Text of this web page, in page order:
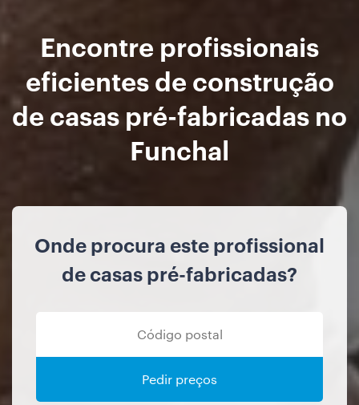
Encontre profissionais
eficientes de construção
de casas pré-fabricadas no
Funchal
Onde procura este profissional
de casas pré-fabricadas?
Pedir preços